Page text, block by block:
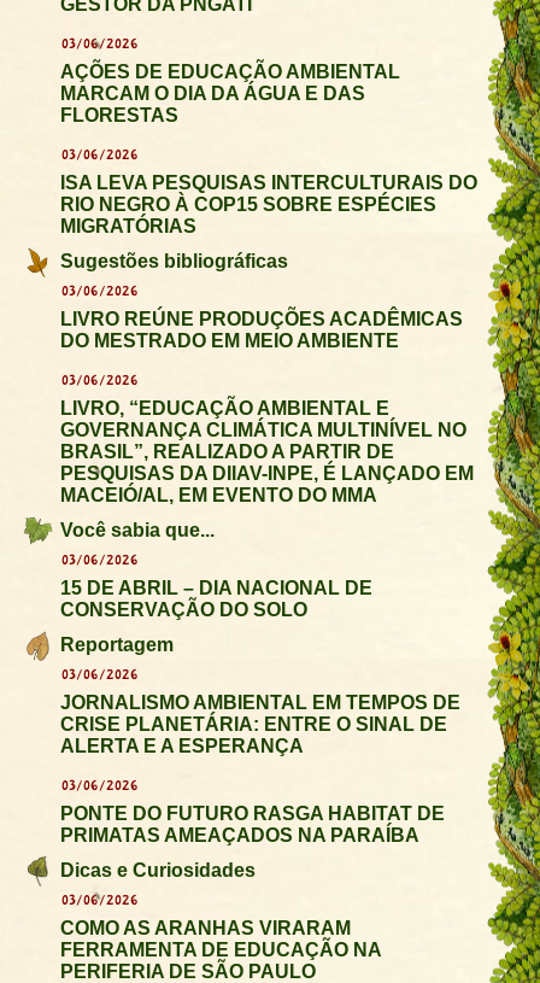
GESTOR DA PNGATI
03/06/2026
AÇÕES DE EDUCAÇÃO AMBIENTAL
MARCAM O DIA DA ÁGUA E DAS
FLORESTAS
03/06/2026
ISA LEVA PESQUISAS INTERCULTURAIS DO
RIO NEGRO À COP15 SOBRE ESPÉCIES
MIGRATÓRIAS
Sugestões bibliográficas
03/06/2026
LIVRO REÚNE PRODUÇÕES ACADÊMICAS
DO MESTRADO EM MEIO AMBIENTE
03/06/2026
LIVRO, “EDUCAÇÃO AMBIENTAL E
GOVERNANÇA CLIMÁTICA MULTINÍVEL NO
BRASIL”, REALIZADO A PARTIR DE
PESQUISAS DA DIIAV-INPE, É LANÇADO EM
MACEIÓ/AL, EM EVENTO DO MMA
Você sabia que...
03/06/2026
15 DE ABRIL – DIA NACIONAL DE
CONSERVAÇÃO DO SOLO
Reportagem
03/06/2026
JORNALISMO AMBIENTAL EM TEMPOS DE
CRISE PLANETÁRIA: ENTRE O SINAL DE
ALERTA E A ESPERANÇA
03/06/2026
PONTE DO FUTURO RASGA HABITAT DE
PRIMATAS AMEAÇADOS NA PARAÍBA
Dicas e Curiosidades
03/06/2026
COMO AS ARANHAS VIRARAM
FERRAMENTA DE EDUCAÇÃO NA
PERIFERIA DE SÃO PAULO